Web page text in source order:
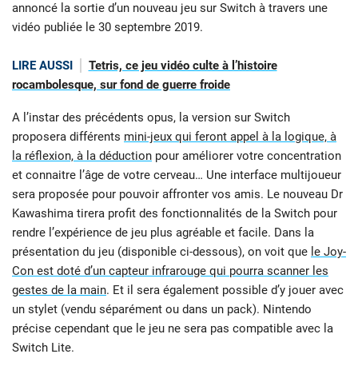
annoncé la sortie d’un nouveau jeu sur Switch à travers une
vidéo publiée le 30 septembre 2019.
LIRE AUSSI
Tetris, ce jeu vidéo culte à l’histoire
rocambolesque, sur fond de guerre froide
A l’instar des précédents opus, la version sur Switch
proposera différents mini-jeux qui feront appel à la logique, à
la réflexion, à la déduction pour améliorer votre concentration
et connaitre l’âge de votre cerveau… Une interface multijoueur
sera proposée pour pouvoir affronter vos amis. Le nouveau Dr
Kawashima tirera profit des fonctionnalités de la Switch pour
rendre l’expérience de jeu plus agréable et facile. Dans la
présentation du jeu (disponible ci-dessous), on voit que le Joy-
Con est doté d’un capteur infrarouge qui pourra scanner les
gestes de la main. Et il sera également possible d’y jouer avec
un stylet (vendu séparément ou dans un pack). Nintendo
précise cependant que le jeu ne sera pas compatible avec la
Switch Lite.